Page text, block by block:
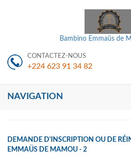
Bambino Emmaüs de
CONTACTEZ-NOUS
+224 623 91 34 82
NAVIGATION
DEMANDE D'INSCRIPTION OU DE
EMMAÜS DE MAMOU - 2